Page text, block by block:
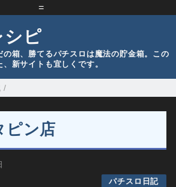
=
シピ
の箱、勝てるパチスロは魔法の貯金箱。この
新サイトも宜しくです。
/
ピン店
パチスロ日記